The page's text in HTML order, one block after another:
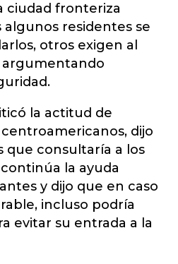
ciudad fronteriza
algunos residentes se
otros exigen al
argumentando
la actitud de
dijo
que consultaría a los
la ayuda
y dijo que en caso
incluso podría
evitar su entrada a la